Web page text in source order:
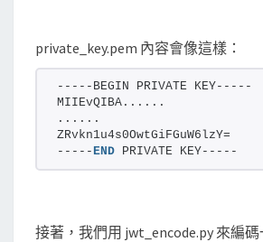
private_key.pem 內容會像這樣：
-----BEGIN PRIVATE KEY-----
MIIEvQIBA......
......
ZRvkn1u4s0OwtGiFGuW6lzY=
-----END PRIVATE KEY-----
接著，我們用 jwt_encode.py 來編碼